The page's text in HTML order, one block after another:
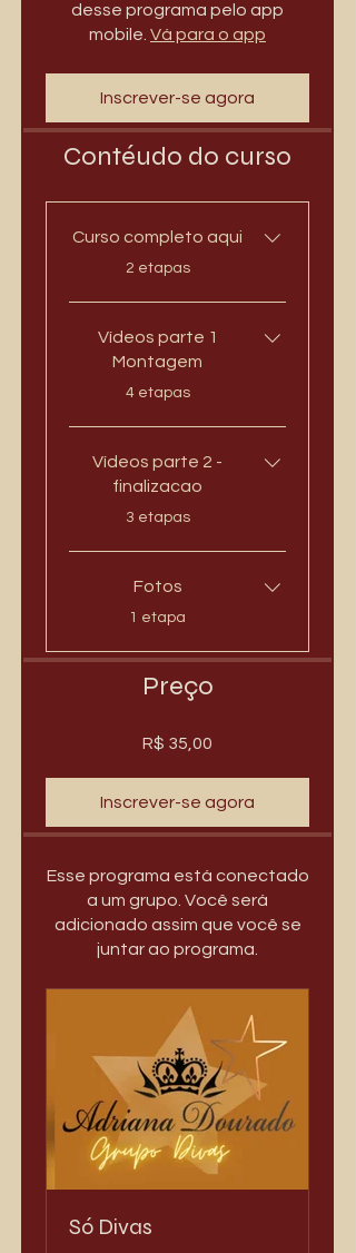
desse programa pelo app
mobile. Vá para o app
Inscrever-se agora
Contéudo do curso
Curso completo aqui
.
2 etapas
Vídeos parte 1
Montagem
.
4 etapas
Vídeos parte 2 -
finalizacao
.
3 etapas
Fotos
.
1 etapa
Preço
R$ 35,00
Inscrever-se agora
Esse programa está conectado
a um grupo. Você será
adicionado assim que você se
juntar ao programa.
Só Divas